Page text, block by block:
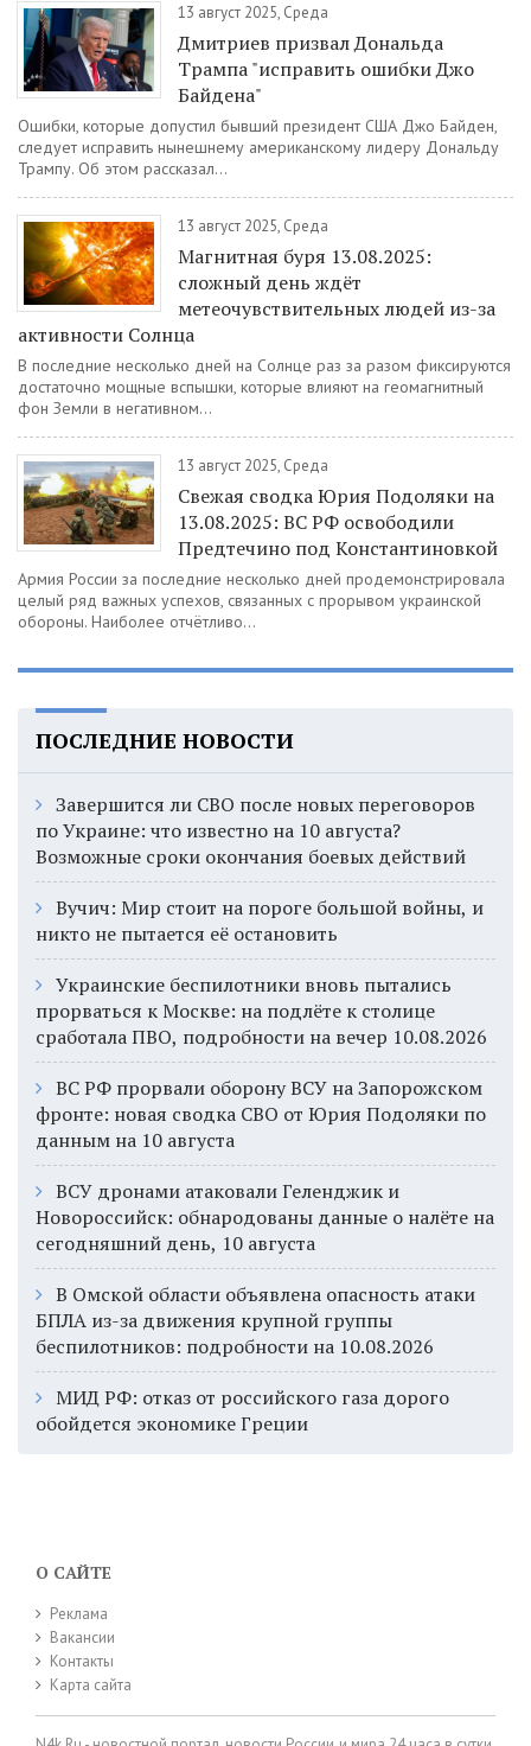
13 август 2025, Среда
Дмитриев призвал Дональда
Трампа "исправить ошибки Джо
Байдена"
Ошибки, которые допустил бывший президент США Джо Байден,
следует исправить нынешнему американскому лидеру Дональду
Трампу. Об этом рассказал...
13 август 2025, Среда
Магнитная буря 13.08.2025:
сложный день ждёт
метеочувствительных людей из-за
активности Солнца
В последние несколько дней на Солнце раз за разом фиксируются
достаточно мощные вспышки, которые влияют на геомагнитный
фон Земли в негативном...
13 август 2025, Среда
Свежая сводка Юрия Подоляки на
13.08.2025: ВС РФ освободили
Предтечино под Константиновкой
Армия России за последние несколько дней продемонстрировала
целый ряд важных успехов, связанных с прорывом украинской
обороны. Наиболее отчётливо...
ПОСЛЕДНИЕ НОВОСТИ
Завершится ли СВО после новых переговоров
по Украине: что известно на 10 августа?
Возможные сроки окончания боевых действий
Вучич: Мир стоит на пороге большой войны, и
никто не пытается её остановить
Украинские беспилотники вновь пытались
прорваться к Москве: на подлёте к столице
сработала ПВО, подробности на вечер 10.08.2026
ВС РФ прорвали оборону ВСУ на Запорожском
фронте: новая сводка СВО от Юрия Подоляки по
данным на 10 августа
ВСУ дронами атаковали Геленджик и
Новороссийск: обнародованы данные о налёте на
сегодняшний день, 10 августа
В Омской области объявлена опасность атаки
БПЛА из-за движения крупной группы
беспилотников: подробности на 10.08.2026
МИД РФ: отказ от российского газа дорого
обойдется экономике Греции
О САЙТЕ
Реклама
Вакансии
Контакты
Карта сайта